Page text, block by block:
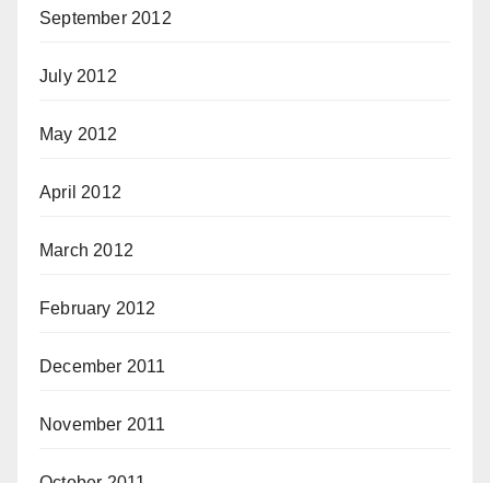
September 2012
July 2012
May 2012
April 2012
March 2012
February 2012
December 2011
November 2011